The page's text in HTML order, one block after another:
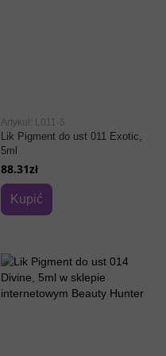
Artykuł: L011-5
Lik Pigment do ust 011 Exotic,
5ml
88.31zł
Kupić